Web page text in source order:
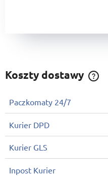
Koszty dostawy
Paczkomaty 24/7
Kurier DPD
Kurier GLS
Inpost Kurier